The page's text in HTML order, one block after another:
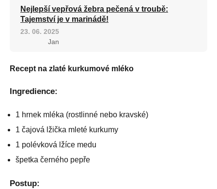
Nejlepší vepřová žebra pečená v troubě:
Tajemství je v marinádě!
23. 06. 2025
Jan
Recept na zlaté kurkumové mléko
Ingredience:
1 hrnek mléka (rostlinné nebo kravské)
1 čajová lžička mleté kurkumy
1 polévková lžíce medu
špetka černého pepře
Postup: